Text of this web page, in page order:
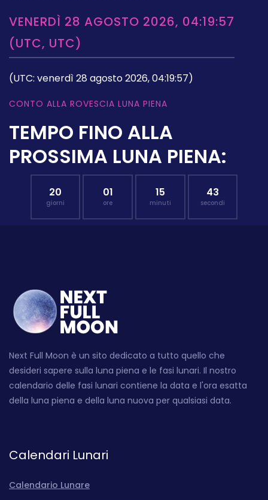
VENERDÌ 28 AGOSTO 2026, 04:19:57
(UTC, UTC)
(UTC: venerdì 28 agosto 2026, 04:19:57)
CONTO ALLA ROVESCIA LUNA PIENA
TEMPO FINO ALLA
PROSSIMA LUNA PIENA:
20
giorni
01
ore
15
minuti
42
secondi
Next Full Moon è un sito dedicato a tutto quello che
desideri sapere sulla luna piena e le fasi lunari. Il nostro
calendario delle fasi lunari contiene la data e l'ora esatta
della luna piena e della luna nuova per qualsiasi data.
Calendari Lunari
Calendario Lunare